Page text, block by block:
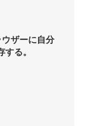
ザーに自分
る。